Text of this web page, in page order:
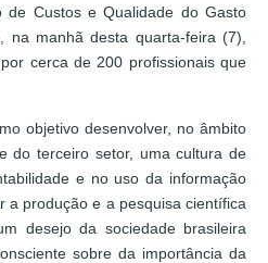
de Custos e Qualidade do Gasto
na manhã desta quarta-feira (7),
cerca de 200 profissionais que
objetivo desenvolver, no âmbito
do terceiro setor, uma cultura de
e no uso da informação
a produção e a pesquisa científica
desejo da sociedade brasileira
sobre da importância da